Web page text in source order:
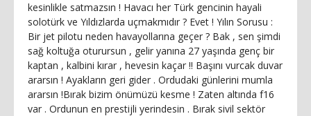
kesinlikle satmazsın ! Havacı her Türk gencinin hayali
solotürk ve Yıldızlarda uçmakmıdır ? Evet ! Yılın Sorusu :
Bir jet pilotu neden havayollarına geçer ? Bak , sen şimdi
sağ koltuğa oturursun , gelir yanına 27 yaşında genç bir
kaptan , kalbini kırar , hevesin kaçar !! Başını vurcak duvar
ararsın ! Ayakların geri gider . Ordudaki günlerini mumla
ararsın !Bırak bizim önümüzü kesme ! Zaten altında f16
var . Ordunun en prestijli yerindesin . Bırak sivil sektör